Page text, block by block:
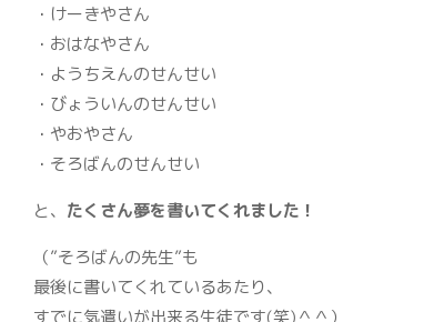
・けーきやさん
・おはなやさん
・ようちえんのせんせい
・びょういんのせんせい
・やおやさん
・そろばんのせんせい
と、 たくさん夢を書いてくれました！
（”そろばんの先生”も
最後に書いてくれているあたり、
すでに気遣いが出来る生徒です(笑)＾＾）